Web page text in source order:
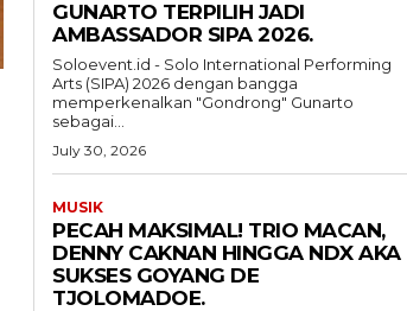
GUNARTO TERPILIH JADI
AMBASSADOR SIPA 2026.
Soloevent.id - Solo International Performing
Arts (SIPA) 2026 dengan bangga
memperkenalkan "Gondrong" Gunarto
sebagai...
July 30, 2026
MUSIK
PECAH MAKSIMAL! TRIO MACAN,
DENNY CAKNAN HINGGA NDX AKA
SUKSES GOYANG DE
TJOLOMADOE.